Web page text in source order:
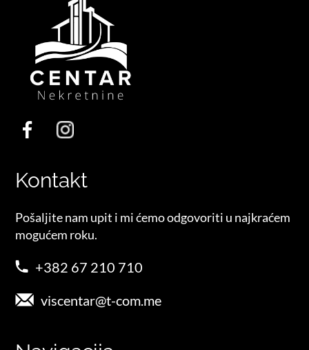
Kontakt
Pošaljite nam upit i mi ćemo odgovoriti u najkraćem
mogućem roku.
+382 67 210 710
viscentar@t-com.me